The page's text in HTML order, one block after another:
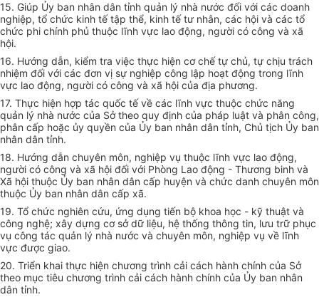
15. Giúp Ủy ban nhân dân tỉnh quản lý nhà nước đối với các doanh
nghiệp, tổ chức kinh tế tập thể, kinh tế tư nhân, các hội và các tổ
chức phi chính phủ thuộc lĩnh vực lao động, người có công và xã
hội.
16. Hướng dẫn, kiểm tra việc thực hiện cơ chế tự chủ, tự chịu trách
nhiệm đối với các đơn vị sự nghiệp công lập hoạt động trong lĩnh
vực lao động, người có công và xã hội của địa phương.
17. Thực hiện hợp tác quốc tế về các lĩnh vực thuộc chức năng
quản lý nhà nước của Sở theo quy định của pháp luật và phân công,
phân cấp hoặc ủy quyền của Ủy ban nhân dân tỉnh, Chủ tịch Ủy ban
nhân dân tỉnh.
18. Hướng dẫn chuyên môn, nghiệp vụ thuộc lĩnh vực lao động,
người có công và xã hội đối với Phòng Lao động - Thương binh và
Xã hội thuộc Ủy ban nhân dân cấp huyện và chức danh chuyên môn
thuộc Ủy ban nhân dân cấp xã.
19. Tổ chức nghiên cứu, ứng dụng tiến bộ khoa học - kỹ thuật và
công nghệ; xây dựng cơ sở dữ liệu, hệ thống thông tin, lưu trữ phục
vụ công tác quản lý nhà nước và chuyên môn, nghiệp vụ về lĩnh
vực được giao.
20. Triển khai thực hiện chương trình cải cách hành chính của Sở
theo mục tiêu chương trình cải cách hành chính của Ủy ban nhân
dân tỉnh.